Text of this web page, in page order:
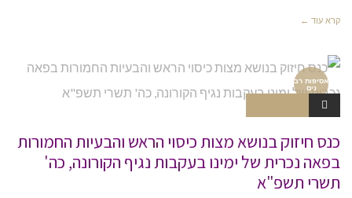
קרא עוד ←
אסיפות רב
נים
כנס חיזוק בנושא מצות כיסוי הראש והבעיות החמורות
בפאה נכרית של ימינו בעקבות נגיף הקורונה, כה'
תשרי תשפ"א